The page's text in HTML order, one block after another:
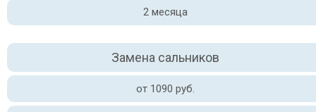
2 месяца
Замена сальников
от 1090 руб.